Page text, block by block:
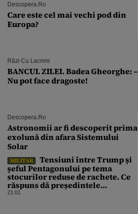
Descopera.ro
Care este cel mai vechi pod din
Europa?
Râzi Cu Lacrimi
BANCUL ZILEI. Badea Gheorghe: –
Nu pot face dragoste!
Descopera.ro
Astronomii ar fi descoperit prima
exolună din afara Sistemului
Solar
MILITAR
Tensiuni între Trump și
șeful Pentagonului pe tema
stocurilor reduse de rachete. Ce
răspuns dă președintele
american
21:01